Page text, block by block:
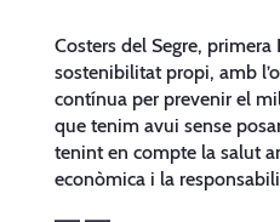
Costers del Segre,
sostenibilitat propi, amb
contínua per prevenir el
que tenim avui sense
tenint en compte la salut
econòmica i la